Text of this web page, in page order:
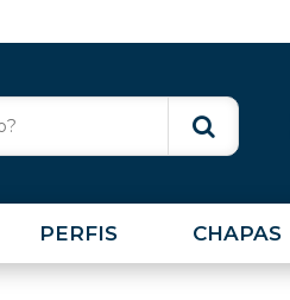
PERFIS CHAPAS